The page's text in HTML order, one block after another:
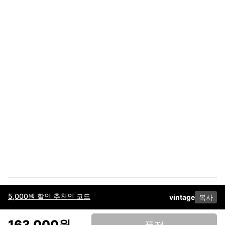
5,000원 할인 추천인 코드 vintage 복사
이용약관고객센터판매개인정보 처리방침사업자 정보다운로드